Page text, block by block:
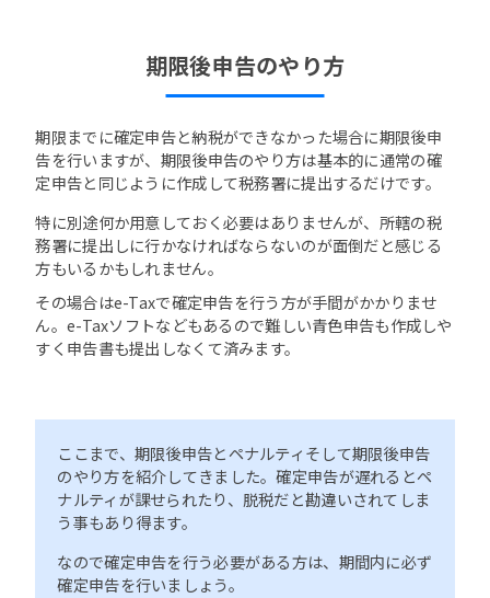
期限後申告のやり方
期限までに確定申告と納税ができなかった場合に期限後申
告を行いますが、期限後申告のやり方は基本的に通常の確
定申告と同じように作成して税務署に提出するだけです。
特に別途何か用意しておく必要はありませんが、所轄の税
務署に提出しに行かなければならないのが面倒だと感じる
方もいるかもしれません。
その場合はe-Taxで確定申告を行う方が手間がかかりませ
ん。e-Taxソフトなどもあるので難しい青色申告も作成しや
すく申告書も提出しなくて済みます。
ここまで、期限後申告とペナルティそして期限後申告
のやり方を紹介してきました。確定申告が遅れるとペ
ナルティが課せられたり、脱税だと勘違いされてしま
う事もあり得ます。
なので確定申告を行う必要がある方は、期間内に必ず
確定申告を行いましょう。